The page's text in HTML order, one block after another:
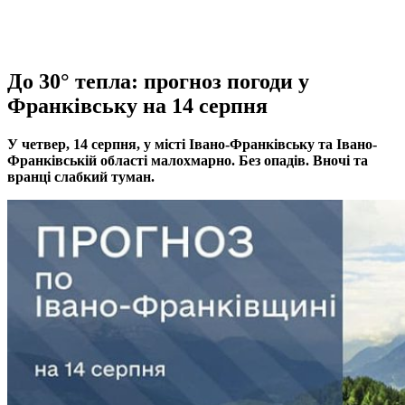
До 30° тепла: прогноз погоди у
Франківську на 14 серпня
У четвер, 14 серпня, у місті Івано-Франківську та Івано-
Франківській області малохмарно. Без опадів. Вночі та
вранці слабкий туман.